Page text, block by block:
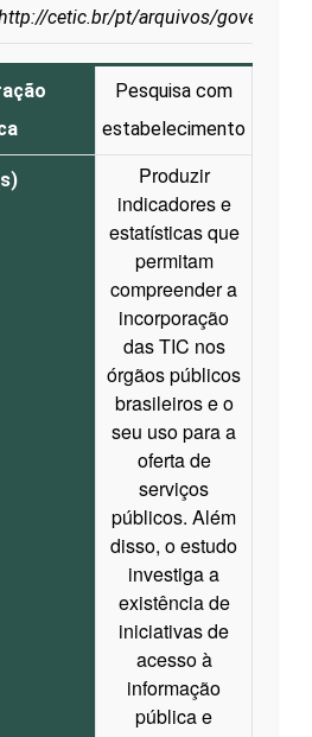
cetic.br/pt/arquivos/governo/
Pesquisa com
estabelecimento
Produzir
indicadores e
estatísticas que
permitam
compreender a
incorporação
das TIC nos
órgãos públicos
brasileiros e o
seu uso para a
oferta de
serviços
públicos. Além
disso, o estudo
investiga a
existência de
iniciativas de
acesso à
informação
pública e